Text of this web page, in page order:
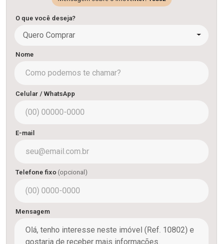
O que você deseja?
Quero Comprar
Nome
Celular / WhatsApp
E-mail
Telefone fixo (opcional)
Mensagem